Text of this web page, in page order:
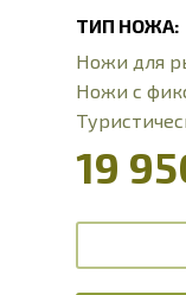
ТИП НОЖА:
Ножи для
Ножи с
19